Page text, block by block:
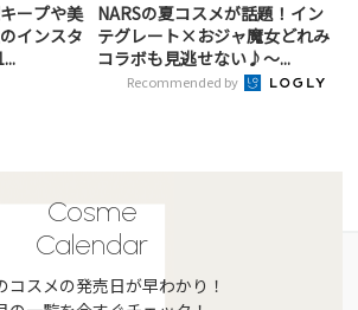
ープや美
インスタ
NARSの夏コスメが話題！イン
テグレート×おジャ魔女どれみ
コラボも見逃せない♪～...
Recommended by
Cosme
Calendar
コスメの発売日が早わかり！